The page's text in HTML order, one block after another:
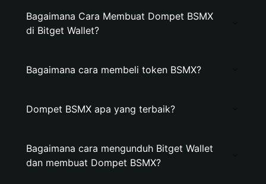
Bagaimana Cara Membuat Dompet BSMX
di Bitget Wallet?
Bagaimana cara membeli token BSMX?
Dompet BSMX apa yang terbaik?
Bagaimana cara mengunduh Bitget Wallet
dan membuat Dompet BSMX?